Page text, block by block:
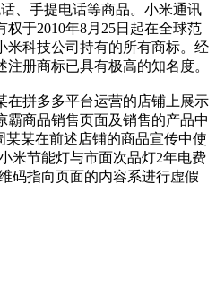
、手提电话等商品。小米通讯
于2010年8月25日起在全球范
米科技公司持有的所有商标。经
册商标已具有极高的知名度。
拼多多平台运营的店铺上展示
霸商品销售页面及销售的产品中
某某在前述店铺的商品宣传中使
米节能灯与市面次品灯2年电费
码指向页面的内容系进行虚假